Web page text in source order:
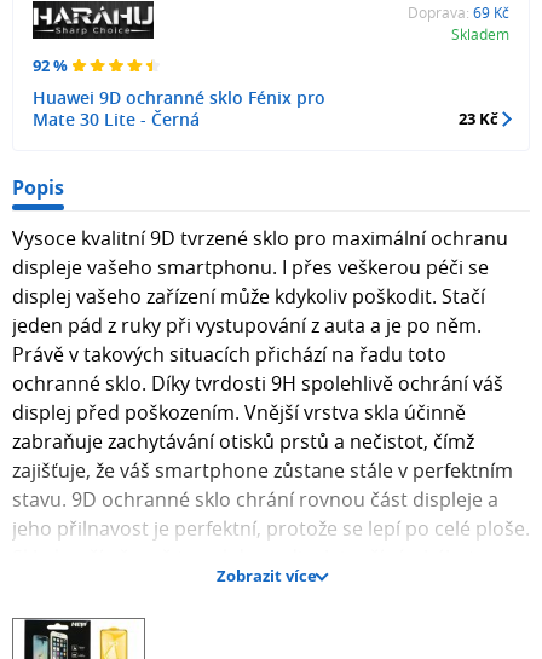
92 %
Huawei 9D ochranné sklo Fénix pro
Mate 30 Lite - Černá
Doprava: 69 Kč
Skladem
23 Kč
Popis
Vysoce kvalitní 9D tvrzené sklo pro maximální ochranu
displeje vašeho smartphonu. I přes veškerou péči se
displej vašeho zařízení může kdykoliv poškodit. Stačí
jeden pád z ruky při vystupování z auta a je po něm.
Právě v takových situacích přichází na řadu toto
ochranné sklo. Díky tvrdosti 9H spolehlivě ochrání váš
displej před poškozením. Vnější vrstva skla účinně
zabraňuje zachytávání otisků prstů a nečistot, čímž
zajišťuje, že váš smartphone zůstane stále v perfektním
stavu. 9D ochranné sklo chrání rovnou část displeje a
jeho přilnavost je perfektní, protože se lepí po celé ploše.
poskytuje tak optimální ochranu právě tam, kde je to
nejvíce potřeba. Návod na nalepení skla Aplikace
ochranného skla je rychlá a snadná. Nejprve displej
Zobrazit více